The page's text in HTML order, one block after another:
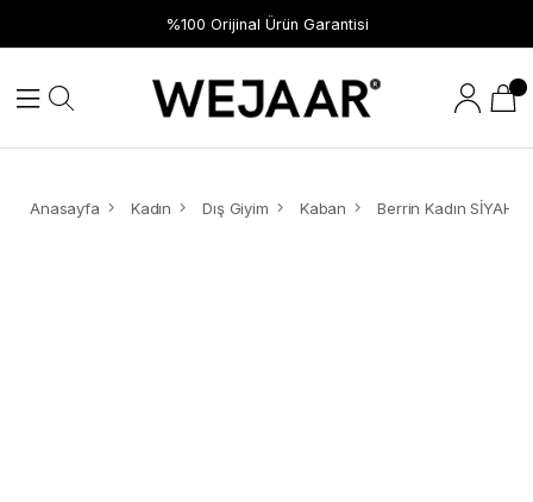
%100 Orijinal Ürün Garantisi
Anasayfa Kadın Dış Giyim Kaban Berrin Kadın SİYAH